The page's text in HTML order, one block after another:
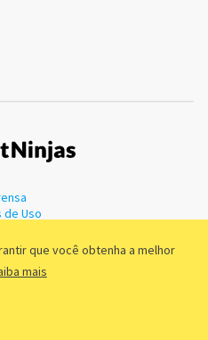
que você obtenha a melhor
mais
de Uso
55.744.877/0001-89 - Rua Dr.
- São Paulo/SP - Brasil